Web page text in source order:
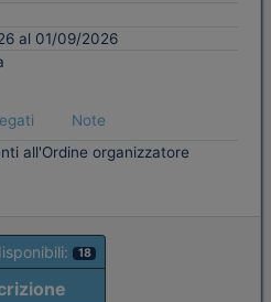
al 01/09/2026
Note
all'Ordine organizzatore
18